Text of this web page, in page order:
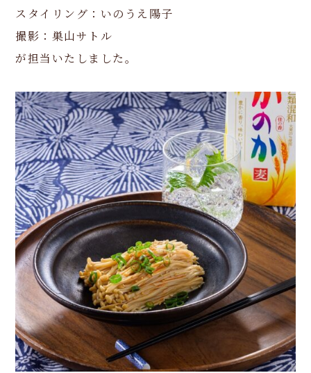
スタイリング：いのうえ陽子
撮影：巣山サトル
が担当いたしました。